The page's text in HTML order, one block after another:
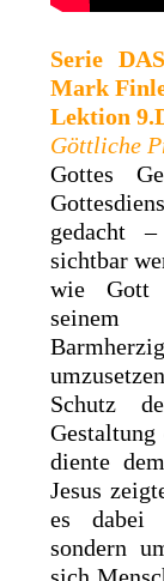
Serie
Mark
Lektion
Göttliche
Gottes
gedacht
sichtbar
wie Gott
seinem
Schutz
Gestaltung
diente
Jesus
es dabei
sondern